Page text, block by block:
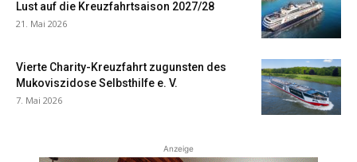
Lust auf die Kreuzfahrtsaison 2027/28
21. Mai 2026
Vierte Charity-Kreuzfahrt zugunsten des
Mukoviszidose Selbsthilfe e. V.
7. Mai 2026
Anzeige